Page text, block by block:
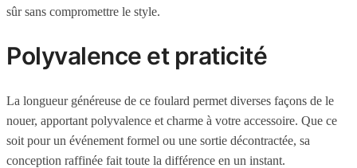
sûr sans compromettre le style.
Polyvalence et praticité
La longueur généreuse de ce foulard permet diverses façons de le
nouer, apportant polyvalence et charme à votre accessoire. Que ce
soit pour un événement formel ou une sortie décontractée, sa
conception raffinée fait toute la différence en un instant.